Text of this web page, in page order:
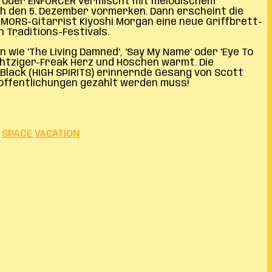
den 5. Dezember vormerken. Dann erscheint die
Gitarrist Kiyoshi Morgan eine neue Griffbrett-
Traditions-Festivals.
Living Damned’, ‘Say My Name’ oder ‘Eye To
Freak Herz und Höschen wärmt. Die
(HIGH SPIRITS) erinnernde Gesang von Scott
gezählt werden muss!
SPACE VACATION